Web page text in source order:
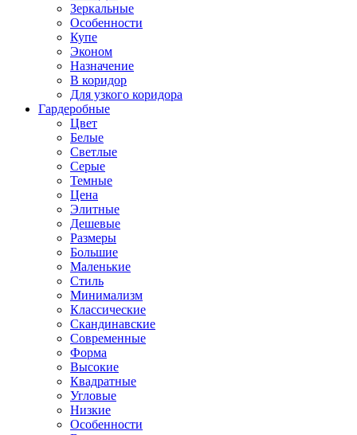
Зеркальные
Особенности
Купе
Эконом
Назначение
В коридор
Для узкого коридора
Гардеробные
Цвет
Белые
Светлые
Серые
Темные
Цена
Элитные
Дешевые
Размеры
Большие
Маленькие
Стиль
Минимализм
Классические
Скандинавские
Современные
Форма
Высокие
Квадратные
Угловые
Низкие
Особенности